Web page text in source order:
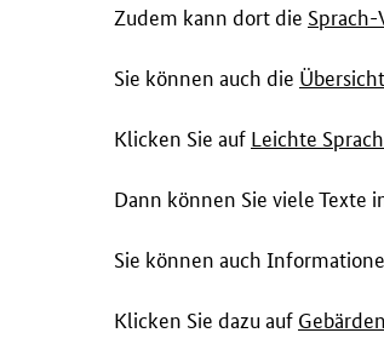
Zudem kann dort die Sprach-
Sie können auch die Übersicht
Klicken Sie auf Leichte
Dann können Sie viele Texte
Sie können auch
Klicken Sie dazu auf